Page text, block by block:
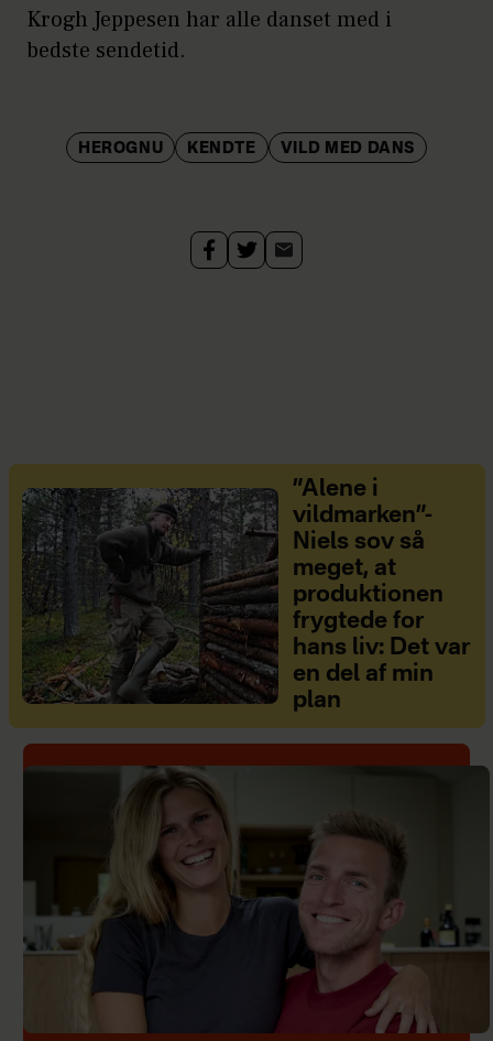
Krogh Jeppesen har alle danset med i
bedste sendetid.
HEROGNU KENDTE VILD MED DANS
”Alene i
vildmarken”-
Niels sov så
meget, at
produktionen
frygtede for
hans liv: Det var
en del af min
plan